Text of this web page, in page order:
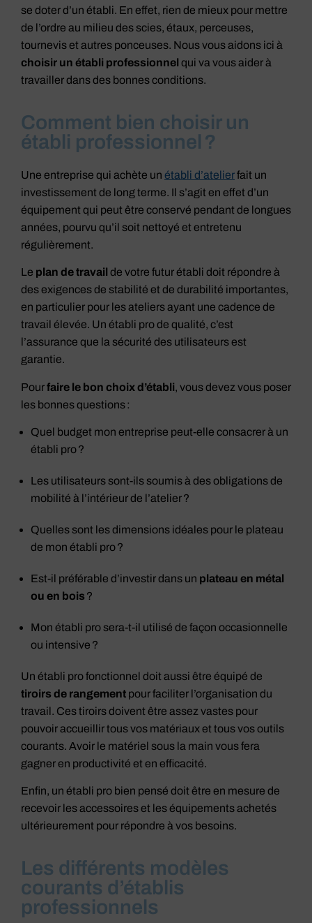
se doter d’un établi. En effet, rien de mieux pour mettre
de l’ordre au milieu des scies, étaux, perceuses,
tournevis et autres ponceuses. Nous vous aidons ici à
choisir un établi professionnel qui va vous aider à
travailler dans des bonnes conditions.
Comment bien choisir un
établi professionnel ?
Une entreprise qui achète un établi d’atelierfait un
investissement de long terme. Il s’agit en effet d’un
équipement qui peut être conservé pendant de longues
années, pourvu qu’il soit nettoyé et entretenu
régulièrement.
Le plan de travail de votre futur établi doit répondre à
des exigences de stabilité et de durabilité importantes,
en particulier pour les ateliers ayant une cadence de
travail élevée. Un établi pro de qualité, c’est
l’assurance que la sécurité des utilisateurs est
garantie.
Pourfaire le bon choix d’établi, vous devez vous poser
les bonnes questions :
Quel budget mon entreprise peut-elle consacrer à un
établi pro ?
Les utilisateurs sont-ils soumis à des obligations de
mobilité à l’intérieur de l’atelier ?
Quelles sont les dimensions idéales pour le plateau
de mon établi pro ?
Est-il préférable d’investir dans un plateau en métal
ou en bois ?
Mon établi pro sera-t-il utilisé de façon occasionnelle
ou intensive ?
Un établi pro fonctionnel doit aussi être équipé de
tiroirs de rangement pour faciliter l’organisation du
travail. Ces tiroirs doivent être assez vastes pour
pouvoir accueillir tous vos matériaux et tous vos outils
courants. Avoir le matériel sous la main vous fera
gagner en productivité et en efficacité.
Enfin, un établi pro bien pensé doit être en mesure de
recevoir les accessoires et les équipements achetés
ultérieurement pour répondre à vos besoins.
Les différents modèles
courants d’établis
professionnels